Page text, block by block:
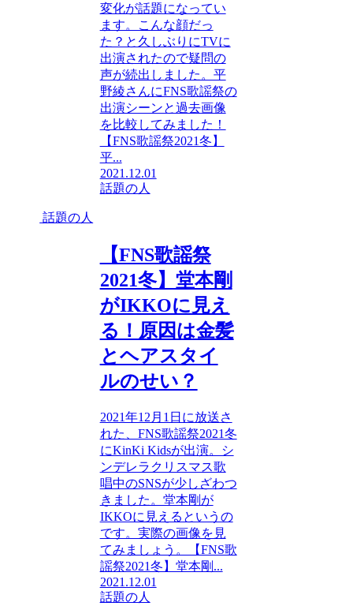
変化が話題になってい
ます。こんな顔だっ
た？と久しぶりにTVに
出演されたので疑問の
声が続出しました。平
野綾さんにFNS歌謡祭の
出演シーンと過去画像
を比較してみました！
【FNS歌謡祭2021冬】
平...
2021.12.01
話題の人
話題の人
【FNS歌謡祭
2021冬】堂本剛
がIKKOに見え
る！原因は金髪
とヘアスタイ
ルのせい？
2021年12月1日に放送さ
れた、FNS歌謡祭2021冬
にKinKi Kidsが出演。シ
ンデレラクリスマス歌
唱中のSNSが少しざわつ
きました。堂本剛が
IKKOに見えるというの
です。実際の画像を見
てみましょう。【FNS歌
謡祭2021冬】堂本剛...
2021.12.01
話題の人